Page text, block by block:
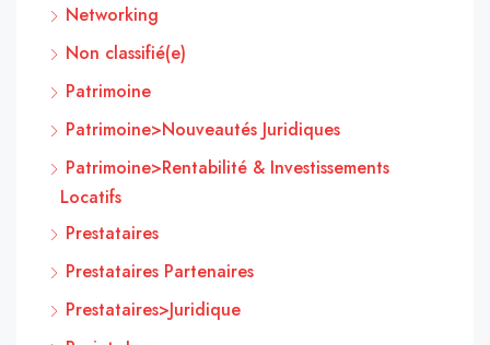
Networking
Non classifié(e)
Patrimoine
Patrimoine>Nouveautés Juridiques
Patrimoine>Rentabilité & Investissements
Locatifs
Prestataires
Prestataires Partenaires
Prestataires>Juridique